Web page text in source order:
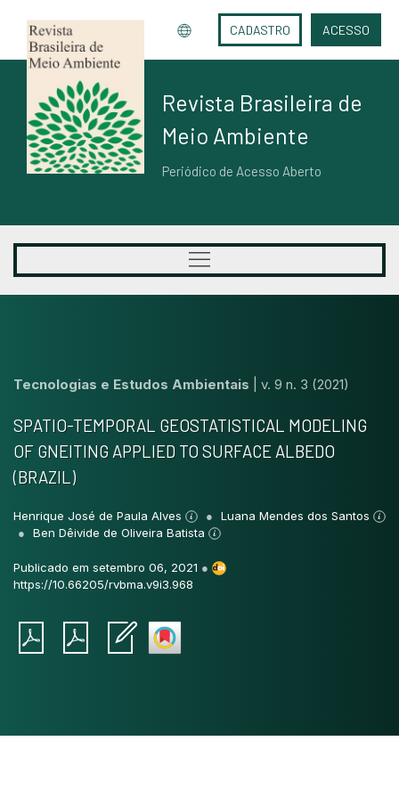
CADASTRO ACESSO
Revista Brasileira de
Meio Ambiente
Periódico de Acesso Aberto
Tecnologias e Estudos Ambientais v. 9 n. 3 (2021)
SPATIO-TEMPORAL GEOSTATISTICAL MODELING
OF GNEITING APPLIED TO SURFACE ALBEDO
(BRAZIL)
Henrique José de Paula Alves
Luana Mendes dos Santos
Ben Dêivide de Oliveira Batista
Publicado em setembro 06, 2021 ●
https://10.66205/rvbma.v9i3.968